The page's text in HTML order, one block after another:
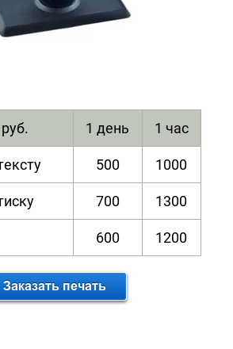
1 день 1 час
500 1000
700 1300
600 1200